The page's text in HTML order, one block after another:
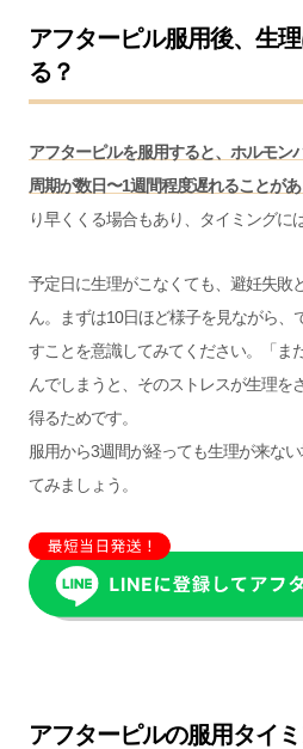
アフターピル服用後、生
る？
アフターピルを服用すると、ホルモン
周期が数日〜1週間程度遅れることが
り早くくる場合もあり、タイミングに
予定日に生理がこなくても、避妊失敗
ん。まずは10日ほど様子を見ながら、
すことを意識してみてください。「
んでしまうと、そのストレスが生理を
得るためです。
服用から3週間が経っても生理が来な
てみましょう。
アフターピルの服用タイ